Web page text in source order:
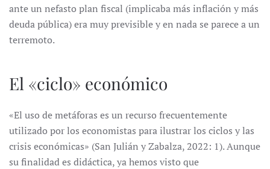
ante un nefasto plan fiscal (implicaba más inflación y más
deuda pública) era muy previsible y en nada se parece a un
terremoto.
El «ciclo» económico
«El uso de metáforas es un recurso frecuentemente
utilizado por los economistas para ilustrar los ciclos y las
crisis económicas» (San Julián y Zabalza, 2022: 1). Aunque
su finalidad es didáctica, ya hemos visto que